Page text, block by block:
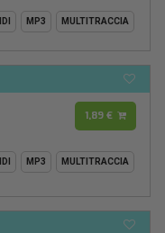
MP3 MULTITRACCIA
1,89 €
MP3 MULTITRACCIA